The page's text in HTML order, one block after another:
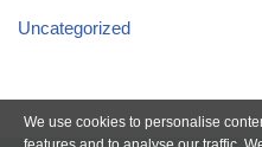
Uncategorized
We use cookies to personalise